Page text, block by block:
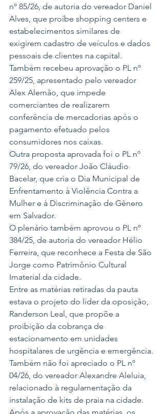
nº 85/26, de autoria do vereador Daniel
Alves, que proíbe shopping centers e
estabelecimentos similares de
exigirem cadastro de veículos e dados
pessoais de clientes na capital.
Também recebeu aprovação o PL nº
259/25, apresentado pelo vereador
Alex Alemão, que impede
comerciantes de realizarem
conferência de mercadorias após o
pagamento efetuado pelos
consumidores nos caixas.
Outra proposta aprovada foi o PL nº
79/26, do vereador João Cláudio
Bacelar, que cria o Dia Municipal de
Enfrentamento à Violência Contra a
Mulher e à Discriminação de Gênero
em Salvador.
O plenário também aprovou o PL nº
384/25, de autoria do vereador Hélio
Ferreira, que reconhece a Festa de São
Jorge como Patrimônio Cultural
Imaterial da cidade.
Entre as matérias retiradas da pauta
estava o projeto do líder da oposição,
Randerson Leal, que propõe a
proibição da cobrança de
estacionamento em unidades
hospitalares de urgência e emergência.
Também não foi apreciado o PL nº
04/26, do vereador Alexandre Aleluia,
relacionado à regulamentação da
instalação de kits de praia na cidade.